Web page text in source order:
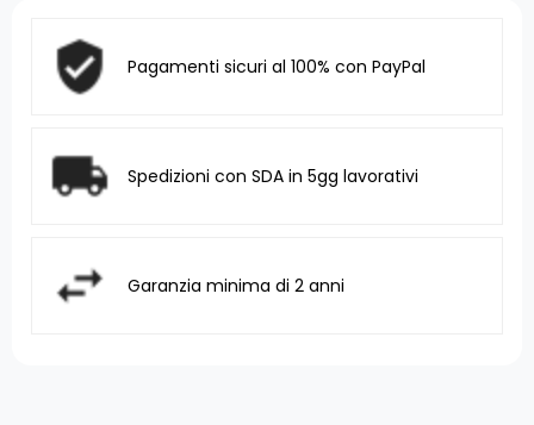
Pagamenti sicuri al 100% con PayPal
Spedizioni con SDA in 5gg lavorativi
Garanzia minima di 2 anni